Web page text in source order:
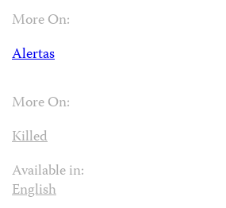
More On:
Alertas
More On:
Killed
Available in:
English